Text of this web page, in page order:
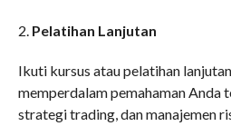
2. Pelatihan Lanjutan
Ikuti kursus atau pelatihan
memperdalam pemahaman Anda
strategi trading, dan manajemen